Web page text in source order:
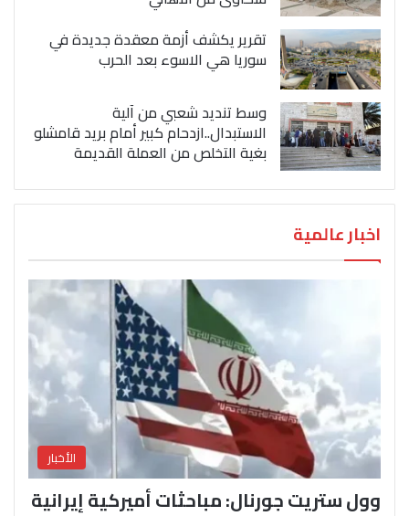
تقرير يكشف أزمة معقدة جديدة في
سوريا هي الاسوء بعد الحرب
وسط تنديد شعبي من آلية
الاستبدال..ازدحام كبير أمام بريد قامشلو
بغية التخلص من العملة القديمة
اخبار عالمية
الأخبار
وول ستريت جورنال: مباحثات أميركية إيرانية